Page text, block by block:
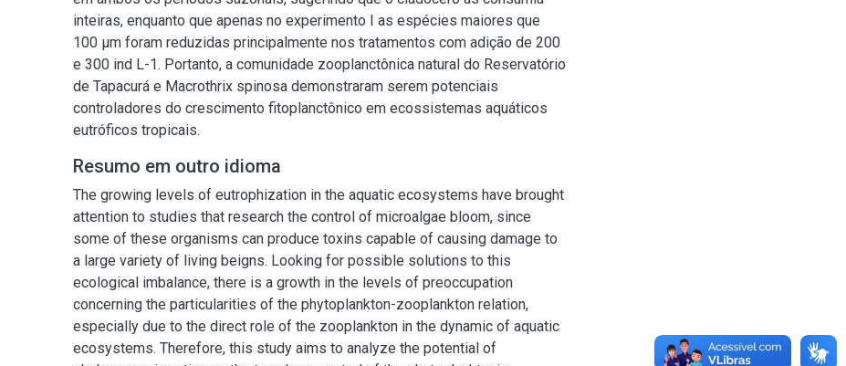
inteiras, enquanto que apenas no experimento I as espécies maiores que
100 μm foram reduzidas principalmente nos tratamentos com adição de 200
e 300 ind L-1. Portanto, a comunidade zooplanctônica natural do Reservatório
de Tapacurá e Macrothrix spinosa demonstraram serem potenciais
controladores do crescimento fitoplanctônico em ecossistemas aquáticos
eutróficos tropicais.
Resumo em outro idioma
The growing levels of eutrophization in the aquatic ecosystems have brought
attention to studies that research the control of microalgae bloom, since
some of these organisms can produce toxins capable of causing damage to
a large variety of living beigns. Looking for possible solutions to this
ecological imbalance, there is a growth in the levels of preoccupation
concerning the particularities of the phytoplankton-zooplankton relation,
especially due to the direct role of the zooplankton in the dynamic of aquatic
ecosystems. Therefore, this study aims to analyze the potential of